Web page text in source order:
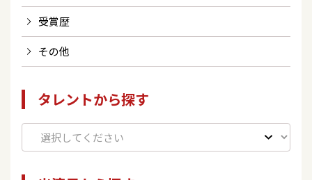
受賞歴
その他
タレントから探す